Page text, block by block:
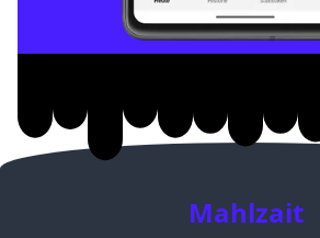
Mahlzait